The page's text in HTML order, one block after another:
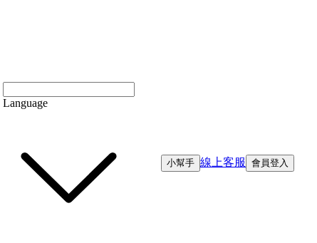
Language
小幫手 線上客服 會員登入